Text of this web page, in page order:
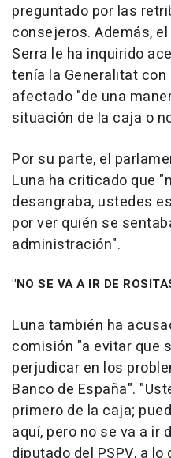
preguntado por las
consejeros. Además,
Serra le ha inquirido
tenía la Generalitat con
afectado "de una
situación de la caja o
Por su parte, el
Luna ha criticado que
desangraba, ustedes
por ver quién se
administración".
"NO SE VA A IR DE
Luna también ha
comisión "a evitar que
perjudicar en los
Banco de España".
primero de la caja;
aquí, pero no se va a ir
diputado del PSPV, a